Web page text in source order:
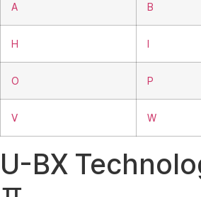
A B
H I
O P
V W
U-BX